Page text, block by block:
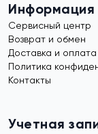
Информация
Сервисный центр
Возврат и обмен
Доставка и оплата
Политика
Контакты
Учетная